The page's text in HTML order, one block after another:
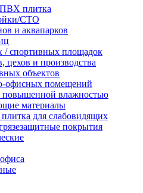
плитка
СТО
и аквапарков
/ спортивных площадок
цехов и производства
объектов
офисных помещений
повышенной влажностью
материалы
для слабовидящих
покрытия